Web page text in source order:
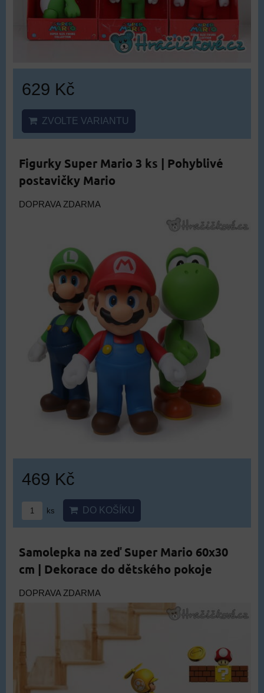
629 Kč
ZVOLTE VARIANTU
Figurky Super Mario 3 ks | Pohyblivé
postavičky Mario
DOPRAVA ZDARMA
469 Kč
ks DO KOŠÍKU
Samolepka na zeď Super Mario 60x30
cm | Dekorace do dětského pokoje
DOPRAVA ZDARMA